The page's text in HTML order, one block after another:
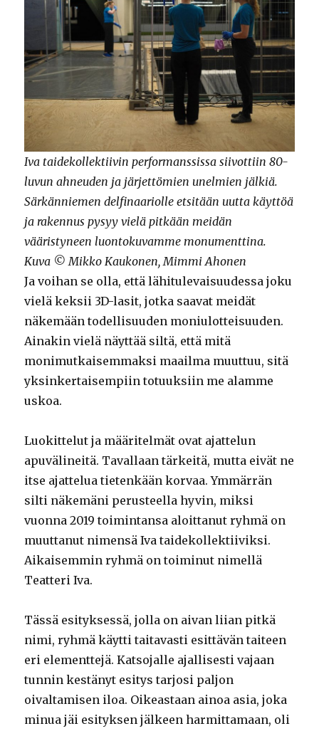
Iva taidekollektiivin performanssissa siivottiin 80-
luvun ahneuden ja järjettömien unelmien jälkiä.
Särkänniemen delfinaariolle etsitään uutta käyttöä
ja rakennus pysyy vielä pitkään meidän
vääristyneen luontokuvamme monumenttina.
Kuva © Mikko Kaukonen, Mimmi Ahonen
Ja voihan se olla, että lähitulevaisuudessa joku
vielä keksii 3D-lasit, jotka saavat meidät
näkemään todellisuuden moniulotteisuuden.
Ainakin vielä näyttää siltä, että mitä
monimutkaisemmaksi maailma muuttuu, sitä
yksinkertaisempiin totuuksiin me alamme
uskoa.
Luokittelut ja määritelmät ovat ajattelun
apuvälineitä. Tavallaan tärkeitä, mutta eivät ne
itse ajattelua tietenkään korvaa. Ymmärrän
silti näkemäni perusteella hyvin, miksi
vuonna 2019 toimintansa aloittanut ryhmä on
muuttanut nimensä Iva taidekollektiiviksi.
Aikaisemmin ryhmä on toiminut nimellä
Teatteri Iva.
Tässä esityksessä, jolla on aivan liian pitkä
nimi, ryhmä käytti taitavasti esittävän taiteen
eri elementtejä. Katsojalle ajallisesti vajaan
tunnin kestänyt esitys tarjosi paljon
oivaltamisen iloa. Oikeastaan ainoa asia, joka
minua jäi esityksen jälkeen harmittamaan, oli